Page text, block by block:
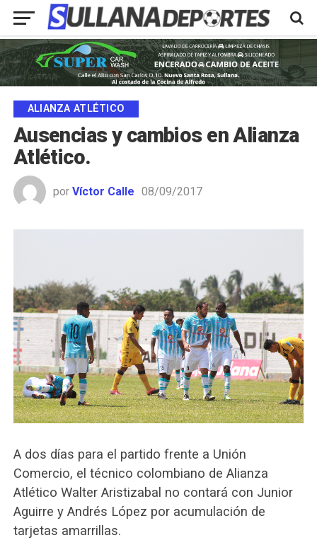
ALIANZA ATLÉTICO
Ausencias y cambios en Alianza
Atlético.
por Víctor Calle 08/09/2017
A dos días para el partido frente a Unión
Comercio, el técnico colombiano de Alianza
Atlético Walter Aristizabal no contará con Junior
Aguirre y Andrés López por acumulación de
tarjetas amarrillas.